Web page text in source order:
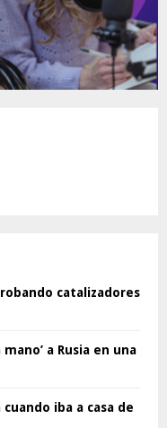
catalizadores
a Rusia en una
iba a casa de